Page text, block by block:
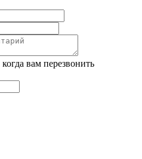
вам перезвонить